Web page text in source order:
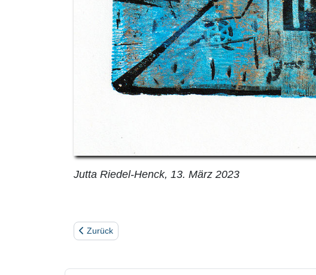
Jutta Riedel-Henck, 13. März 2023
Vorheriger Beitrag: Musterhaft
Zurück